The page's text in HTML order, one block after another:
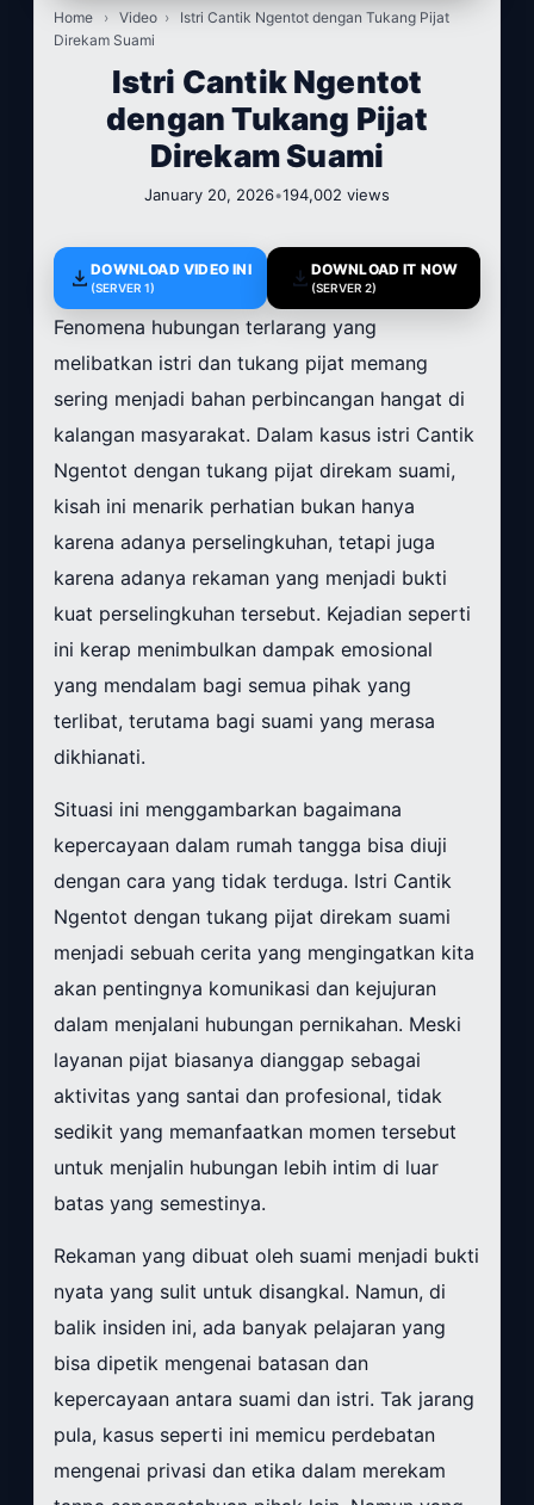
Home › Video ›
Istri Cantik Ngentot dengan Tukang Pijat
Direkam Suami
Istri Cantik Ngentot
dengan Tukang Pijat
Direkam Suami
January 20, 2026•194,002 views
DOWNLOAD VIDEO INI
(SERVER 1)
DOWNLOAD IT NOW
(SERVER 2)
Fenomena hubungan terlarang yang
melibatkan istri dan tukang pijat memang
sering menjadi bahan perbincangan hangat di
kalangan masyarakat. Dalam kasus istri Cantik
Ngentot dengan tukang pijat direkam suami,
kisah ini menarik perhatian bukan hanya
karena adanya perselingkuhan, tetapi juga
karena adanya rekaman yang menjadi bukti
kuat perselingkuhan tersebut. Kejadian seperti
ini kerap menimbulkan dampak emosional
yang mendalam bagi semua pihak yang
terlibat, terutama bagi suami yang merasa
dikhianati.
Situasi ini menggambarkan bagaimana
kepercayaan dalam rumah tangga bisa diuji
dengan cara yang tidak terduga. Istri Cantik
Ngentot dengan tukang pijat direkam suami
menjadi sebuah cerita yang mengingatkan kita
akan pentingnya komunikasi dan kejujuran
dalam menjalani hubungan pernikahan. Meski
layanan pijat biasanya dianggap sebagai
aktivitas yang santai dan profesional, tidak
sedikit yang memanfaatkan momen tersebut
untuk menjalin hubungan lebih intim di luar
batas yang semestinya.
Rekaman yang dibuat oleh suami menjadi bukti
nyata yang sulit untuk disangkal. Namun, di
balik insiden ini, ada banyak pelajaran yang
bisa dipetik mengenai batasan dan
kepercayaan antara suami dan istri. Tak jarang
pula, kasus seperti ini memicu perdebatan
mengenai privasi dan etika dalam merekam